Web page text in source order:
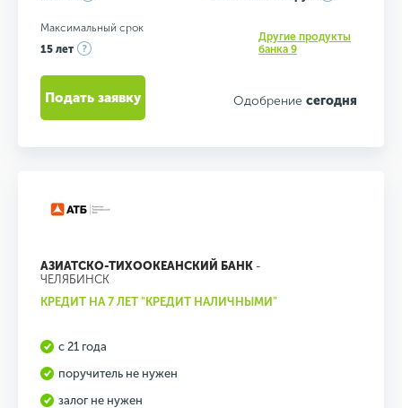
Максимальный срок
15 лет
Другие продукты
банка 9
Одобрение сегодня
Подать заявку
АЗИАТСКО-ТИХООКЕАНСКИЙ БАНК -
ЧЕЛЯБИНСК
КРЕДИТ НА 7 ЛЕТ "КРЕДИТ НАЛИЧНЫМИ"
с 21 года
поручитель не нужен
залог не нужен